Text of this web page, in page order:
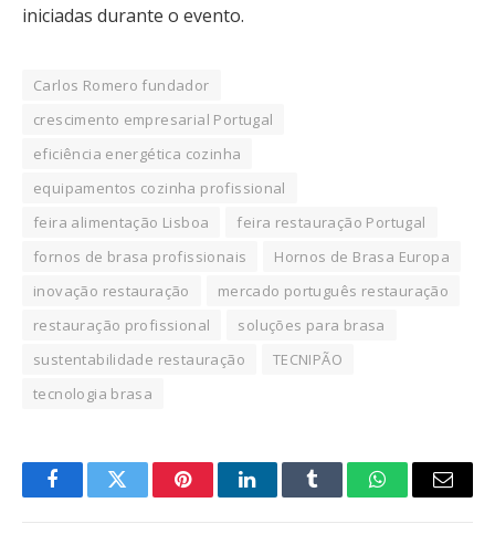
iniciadas durante o evento.
Carlos Romero fundador
crescimento empresarial Portugal
eficiência energética cozinha
equipamentos cozinha profissional
feira alimentação Lisboa
feira restauração Portugal
fornos de brasa profissionais
Hornos de Brasa Europa
inovação restauração
mercado português restauração
restauração profissional
soluções para brasa
sustentabilidade restauração
TECNIPÃO
tecnologia brasa
FacebookTwitter PinterestLinkedInTumblr WhatsAppEmail